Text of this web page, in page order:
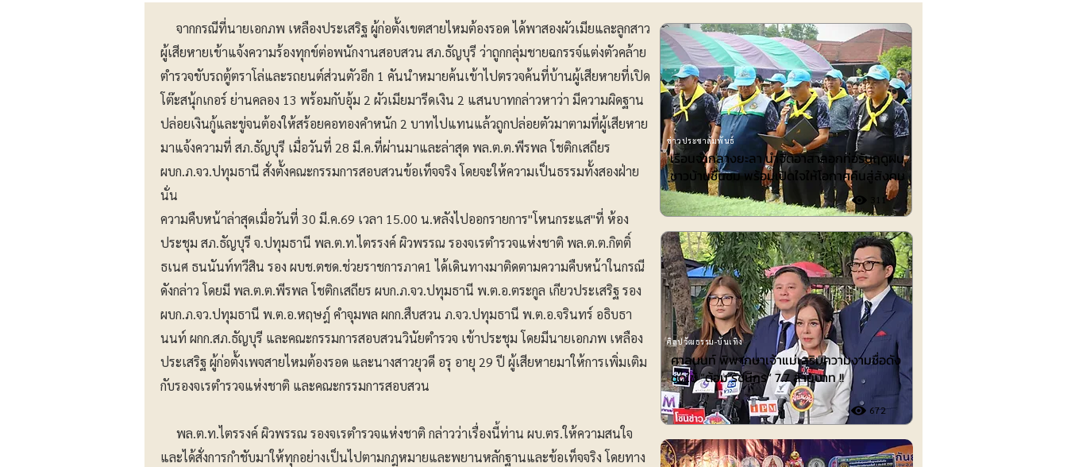
จากกรณีที่นายเอกภพ เหลืองประเสริฐ ผู้ก่อตั้งเขตสายไหมต้องรอด ได้พาสองผัวเมียและลูกสาว
ผู้เสียหายเข้าแจ้งความร้องทุกข์ต่อพนักงานสอบสวน สภ.ธัญบุรี ว่าถูกกลุ่มชายฉกรรจ์แต่งตัวคล้าย
ตำรวจขับรถตู้ตราโล่และรถยนต์ส่วนตัวอีก 1 คันนำหมายค้นเข้าไปตรวจค้นที่บ้านผู้เสียหายที่เปิด
โต๊ะสนุ้กเกอร์ ย่านคลอง 13 พร้อมกับอุ้ม 2 ผัวเมียมารีดเงิน 2 แสนบาทกล่าวหาว่า มีความผิดฐาน
ปล่อยเงินกู้และขู่จนต้องให้สร้อยคอทองคำหนัก 2 บาทไปแทนแล้วถูกปล่อยตัวมาตามที่ผู้เสียหาย
มาแจ้งความที่ สภ.ธัญบุรี เมื่อวันที่ 28 มี.ค.ที่ผ่านมาและล่าสุด พล.ต.ต.พีรพล โชติกเสถียร
ผบก.ภ.จว.ปทุมธานี สั่งตั้งคณะกรรมการสอบสวนข้อเท็จจริง โดยจะให้ความเป็นธรรมทั้งสองฝ่าย
นั่น
ความคืบหน้าล่าสุดเมื่อวันที่ 30 มี.ค.69 เวลา 15.00 น.หลังไปออกรายการ"โหนกระแส"ที่ ห้อง
ประชุม สภ.ธัญบุรี จ.ปทุมธานี พล.ต.ท.ไตรรงค์ ผิวพรรณ รองจเรตำรวจแห่งชาติ พล.ต.ต.กิตติ์
ธเนศ ธนนันท์ทวีสิน รอง ผบช.ตชด.ช่วยราชการภาค1 ได้เดินทางมาติดตามความคืบหน้าในกรณี
ดังกล่าว โดยมี พล.ต.ต.พีรพล โชติกเสถียร ผบก.ภ.จว.ปทุมธานี พ.ต.อ.ตระกูล เกียวประเสริฐ รอง
ผบก.ภ.จว.ปทุมธานี พ.ต.อ.หฤษฎ์ คำจุมพล ผกก.สืบสวน ภ.จว.ปทุมธานี พ.ต.อ.จรินทร์ อธิบธา
นนท์ ผกก.สภ.ธัญบุรี และคณะกรรมการสอบสวนวินัยตำรวจ เข้าประชุม โดยมีนายเอกภพ เหลือง
ประเสริฐ ผู้ก่อตั้งเพจสายไหมต้องรอด และนางสาวยุวดี อรุ อายุ 29 ปี ผู้เสียหายมาให้การเพิ่มเติม
กับรองจเรตำรวจแห่งชาติ และคณะกรรมการสอบสวน
พล.ต.ท.ไตรรงค์ ผิวพรรณ รองจเรตำรวจแห่งชาติ กล่าวว่าเรื่องนี้ท่าน ผบ.ตร.ให้ความสนใจ
และได้สั่งการกำชับมาให้ทุกอย่างเป็นไปตามกฎหมายและพยานหลักฐานและข้อเท็จจริง โดยทาง
เรือนจำกลางยะลา นำจิตอาสาลอกท่อรับฤดูฝน
ชาวบ้านชื่นชม พร้อมเปิดใจให้โอกาศคืนสู่สังคม
311
ข่าวประชาสัมพันธ์
ศาลนนท์ พิพากษาเจ้าแม่เสริมความงามชื่อดัง
ชดใช้ ”ต้อม รัชนีกร“ 7.7 ล้านบาท !!
672
ศิลปวัฒธรรม-บันเทิง